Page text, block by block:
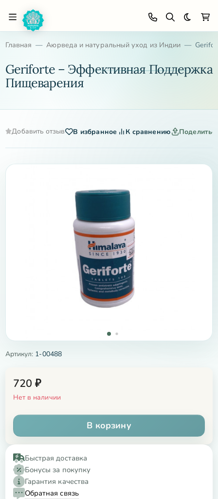
Темная
Главная Аюрведа и натуральный уход из Индии
Geriforte – Эффективная Поддержка
Пищеварения
Добавить отзыв В избранное К сравнению
Артикул: 1-00488
720 ₽
Нет в наличии
В корзину
Быстрая доставка
Бонусы за покупку
Гарантия качества
Обратная связь